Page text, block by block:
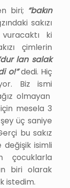
biri; “bakın
sakızı
ki
çimlerin
lan salak
o!”dedi. Hiç
Bizismi
olmayan
mesela 3
üç saniye
bu sakız
değişik isimli
çocuklarla
biri olarak
istedim.